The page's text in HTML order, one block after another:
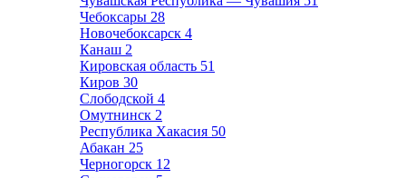
Чебоксары 28
Новочебоксарск 4
Канаш 2
Кировская область 51
Киров 30
Слободской 4
Омутнинск 2
Республика Хакасия 50
Абакан 25
Черногорск 12